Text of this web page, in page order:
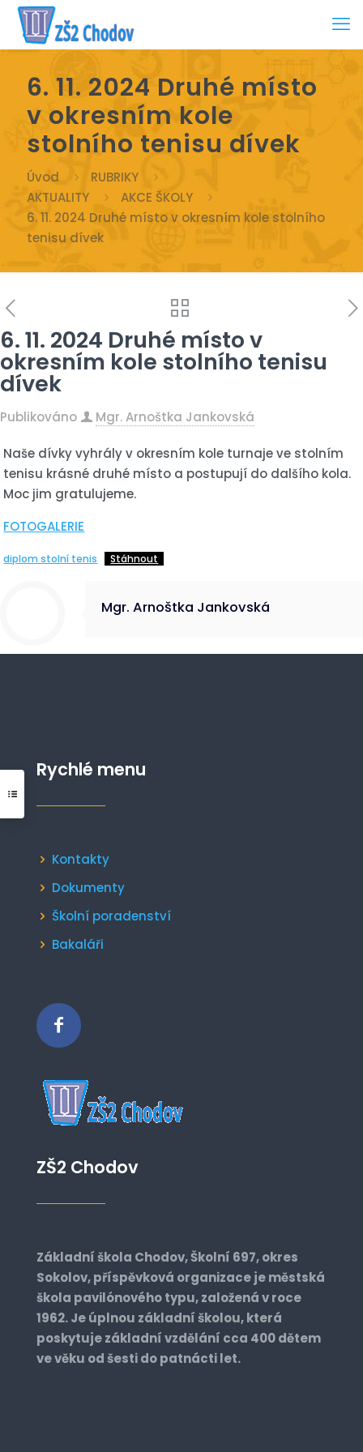
6. 11. 2024 Druhé místo
v okresním kole
stolního tenisu dívek
Úvod
RUBRIKY
AKTUALITY
AKCE ŠKOLY
6. 11. 2024 Druhé místo v okresním kole stolního
tenisu dívek
6. 11. 2024 Druhé místo v
okresním kole stolního tenisu
dívek
Publikováno Mgr. Arnoštka Jankovská
Naše dívky vyhrály v okresním kole turnaje ve stolním
tenisu krásné druhé místo a postupují do dalšího kola.
Moc jim gratulujeme.
FOTOGALERIE
diplom stolní tenis Stáhnout
Mgr. Arnoštka Jankovská
Rychlé menu
Kontakty
Dokumenty
Školní poradenství
Bakaláři
ZŠ2 Chodov
Základní škola Chodov, Školní 697, okres
Sokolov, příspěvková organizace je městská
škola pavilónového typu, založená v roce
1962. Je úplnou základní školou, která
poskytuje základní vzdělání cca 400 dětem
ve věku od šesti do patnácti let.